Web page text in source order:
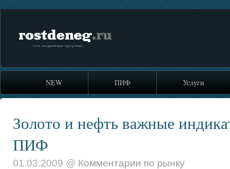
rostdeneg.ru
блог владимира горбунова
NEW ПИФ Услуги
Золото и нефть важные
ПИФ
01.03.2009 @ Комментарии по рынку